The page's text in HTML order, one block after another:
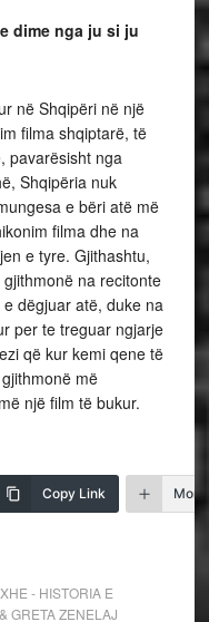
dime nga ju si ju
në Shqipëri në një
filma shqiptarë, të
pavarësisht nga
Shqipëria nuk
e bëri atë më
filma dhe na
e tyre. Gjithashtu,
na recitonte
dëgjuar atë, duke na
per te treguar ngjarje
që kur kemi qene të
më
një film të bukur.
Copy Link More
- HISTORIA E
GRETA ZENELAJ